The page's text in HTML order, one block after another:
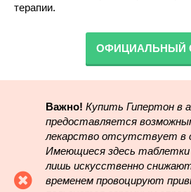
терапии.
ОФИЦИАЛЬНЫЙ
Важно! Купить Гипертон в
предоставляется
лекарство отсутствует в
Имеющиеся здесь
лишь искусственно
временем провоцируют